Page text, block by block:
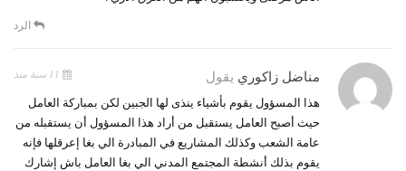
الرد
مناضل زاكوري يقول
هذا المسؤول يقوم بأشياء ينذى لها الجبين لكن بمباركة العامل
حيث أصبح العامل يستقبل من أراد هذا المسؤول أن يستقبله من
عامة الشعب وكذلك المشاريع في المبادرة الي بغا إعرقلها فإنه
يقوم بذلك أنشطة المجتمع المدني الي بغا العامل باش إشارك